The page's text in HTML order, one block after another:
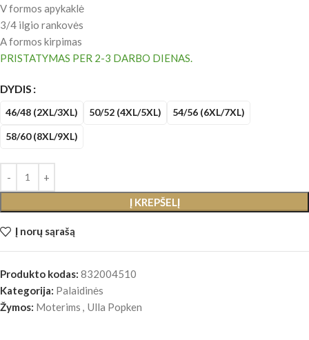
V formos apykaklė
3/4 ilgio rankovės
A formos kirpimas
PRISTATYMAS PER 2-3 DARBO DIENAS.
DYDIS
46/48 (2XL/3XL) 50/52 (4XL/5XL) 54/56 (6XL/7XL)
58/60 (8XL/9XL)
Į KREPŠELĮ
Į norų sąrašą
Produkto kodas: 832004510
Kategorija: Palaidinės
Žymos: Moterims Ulla Popken